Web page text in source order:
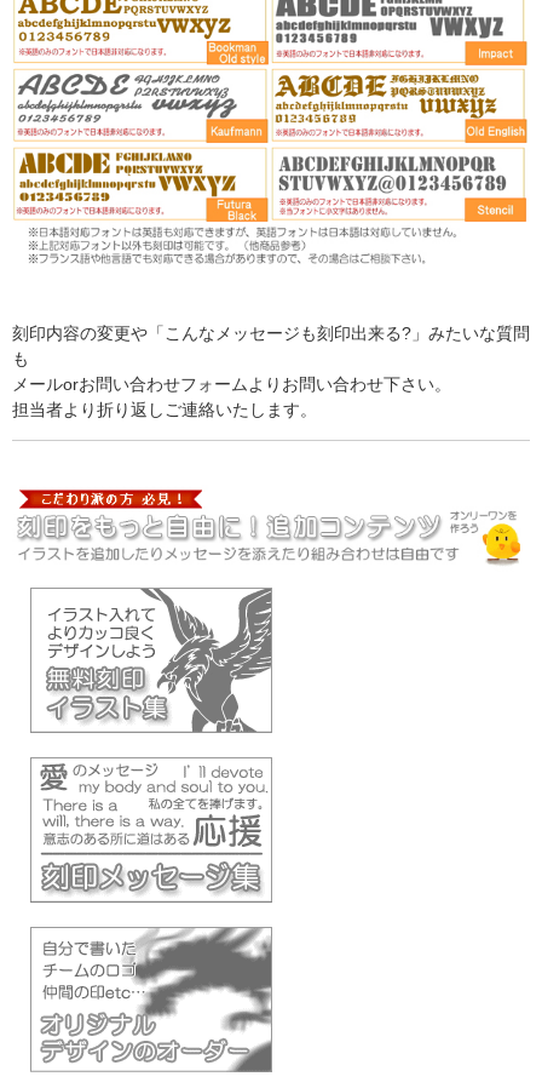
刻印内容の変更や「こんなメッセージも刻印出来る?」みたいな質問
も
メールorお問い合わせフォームよりお問い合わせ下さい。
担当者より折り返しご連絡いたします。